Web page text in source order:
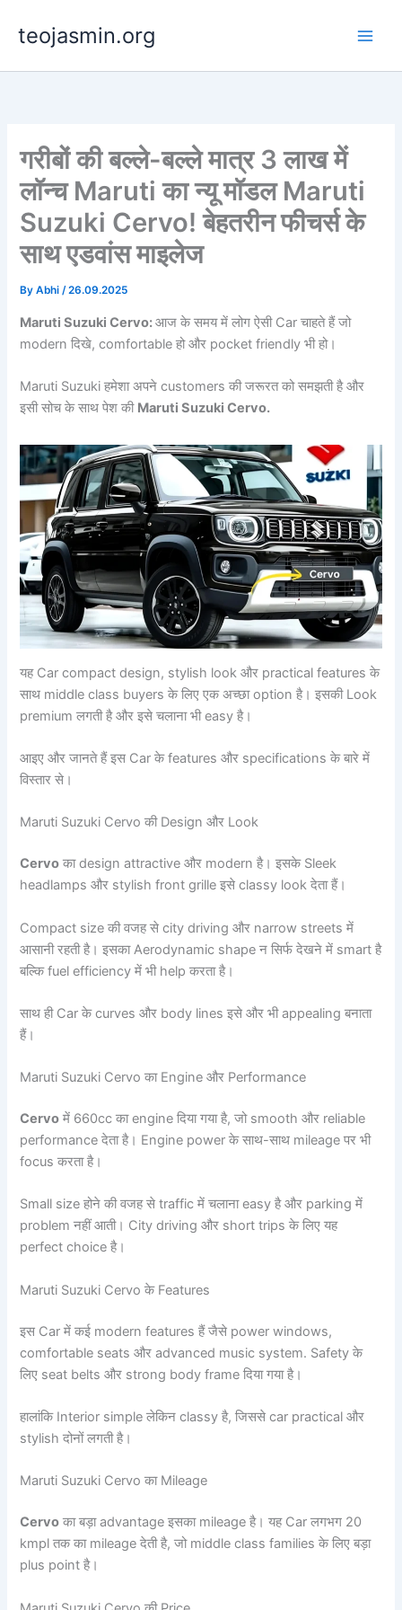
teojasmin.org
गरीबों की बल्ले-बल्ले मात्र 3 लाख में
लॉन्च Maruti का न्यू मॉडल Maruti
Suzuki Cervo! बेहतरीन फीचर्स के
साथ एडवांस माइलेज
ByAbhi/26.09.2025
Maruti Suzuki Cervo:आज के समय में लोग ऐसी Car चाहते हैं जो
modern दिखे, comfortable हो और pocket friendly भी हो।
Maruti Suzuki हमेशा अपने customers की जरूरत को समझती है और
इसी सोच के साथ पेश की Maruti Suzuki Cervo.
यह Car compact design, stylish look और practical features के
साथ middle class buyers के लिए एक अच्छा option है। इसकी Look
premium लगती है और इसे चलाना भी easy है।
आइए और जानते हैं इस Car के features और specifications के बारे में
विस्तार से।
Maruti Suzuki Cervo की Design और Look
Cervo का design attractive और modern है। इसके Sleek
headlamps और stylish front grille इसे classy look देता हैं।
Compact size की वजह से city driving और narrow streets में
आसानी रहती है। इसका Aerodynamic shape न सिर्फ देखने में smart है
बल्कि fuel efficiency में भी help करता है।
साथ ही Car के curves और body lines इसे और भी appealing बनाता
हैं।
Maruti Suzuki Cervo का Engine और Performance
Cervo में 660cc का engine दिया गया है, जो smooth और reliable
performance देता है। Engine power के साथ-साथ mileage पर भी
focus करता है।
Small size होने की वजह से traffic में चलाना easy है और parking में
problem नहीं आती। City driving और short trips के लिए यह
perfect choice है।
Maruti Suzuki Cervo के Features
इस Car में कई modern features हैं जैसे power windows,
comfortable seats और advanced music system. Safety के
लिए seat belts और strong body frame दिया गया है।
हालांकि Interior simple लेकिन classy है, जिससे car practical और
stylish दोनों लगती है।
Maruti Suzuki Cervo का Mileage
Cervo का बड़ा advantage इसका mileage है। यह Car लगभग 20
kmpl तक का mileage देती है, जो middle class families के लिए बड़ा
plus point है।